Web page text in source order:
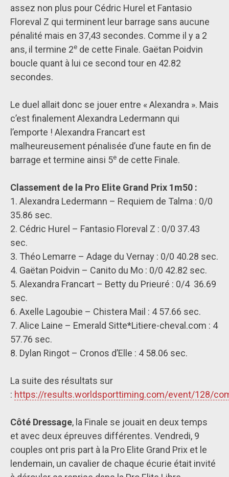
assez non plus pour Cédric Hurel et Fantasio
Floreval Z qui terminent leur barrage sans aucune
pénalité mais en 37,43 secondes. Comme il y a 2
ans, il termine 2e de cette Finale. Gaëtan Poidvin
boucle quant à lui ce second tour en 42.82
secondes.
Le duel allait donc se jouer entre « Alexandra ». Mais
c’est finalement Alexandra Ledermann qui
l’emporte ! Alexandra Francart est
malheureusement pénalisée d’une faute en fin de
barrage et termine ainsi 5e de cette Finale.
Classement de la Pro Elite Grand Prix 1m50 :
1. Alexandra Ledermann – Requiem de Talma : 0/0
35.86 sec.
2. Cédric Hurel – Fantasio Floreval Z : 0/0 37.43
sec.
3. Théo Lemarre – Adage du Vernay : 0/0 40.28 sec.
4. Gaëtan Poidvin – Canito du Mo : 0/0 42.82 sec.
5. Alexandra Francart – Betty du Prieuré : 0/4 36.69
sec.
6. Axelle Lagoubie – Chistera Mail : 4 57.66 sec.
7. Alice Laine – Emerald Sitte*Litiere-cheval.com : 4
57.76 sec.
8. Dylan Ringot – Cronos d’Elle : 4 58.06 sec.
La suite des résultats sur
: https://results.worldsporttiming.com/event/128/
Côté Dressage, la Finale se jouait en deux temps
et avec deux épreuves différentes. Vendredi, 9
couples ont pris part à la Pro Elite Grand Prix et le
lendemain, un cavalier de chaque écurie était invité